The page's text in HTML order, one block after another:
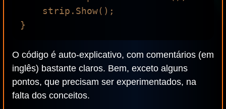
O código é auto-explicativo, com comentários (em
inglês) bastante claros. Bem, exceto alguns
pontos, que precisam ser experimentados, na
falta dos conceitos.